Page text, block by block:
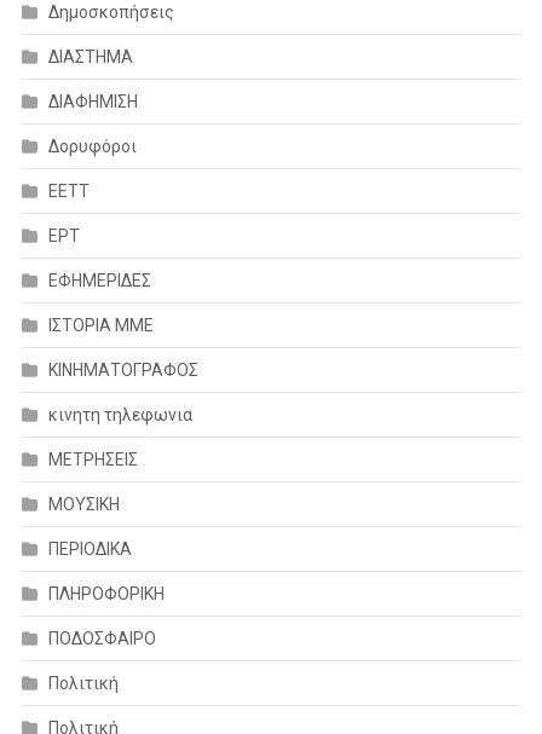
Δημοσκοπήσεις
ΔΙΑΣΤΗΜΑ
ΔΙΑΦΗΜΙΣΗ
Δορυφόροι
ΕΕΤΤ
ΕΡΤ
ΕΦΗΜΕΡΙΔΕΣ
ΙΣΤΟΡΙΑ ΜΜΕ
ΚΙΝΗΜΑΤΟΓΡΑΦΟΣ
κινητη τηλεφωνια
ΜΕΤΡΗΣΕΙΣ
ΜΟΥΣΙΚΗ
ΠΕΡΙΟΔΙΚΑ
ΠΛΗΡΟΦΟΡΙΚΗ
ΠΟΔΟΣΦΑΙΡΟ
Πολιτική
Πολιτική